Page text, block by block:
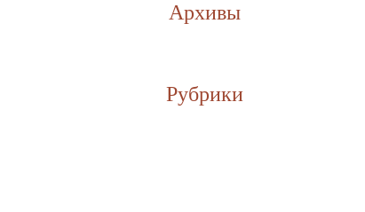
Архивы
Рубрики